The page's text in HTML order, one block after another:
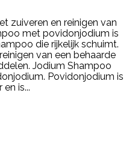
zuiveren en reinigen van
met povidonjodium is
die rijkelijk schuimt.
van een behaarde
Jodium Shampoo
Povidonjodium is
is...